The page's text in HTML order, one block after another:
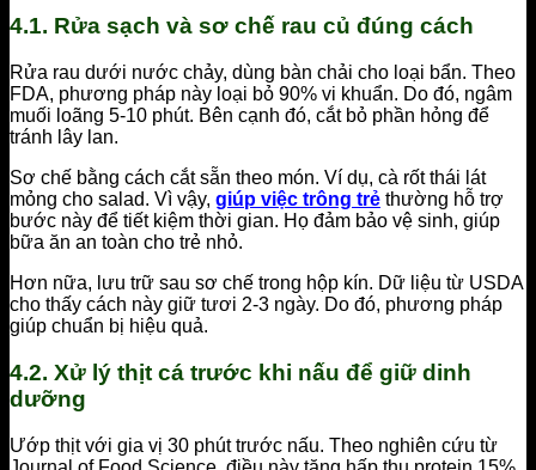
4.1. Rửa sạch và sơ chế rau củ đúng cách
Rửa rau dưới nước chảy, dùng bàn chải cho loại bẩn. Theo
FDA, phương pháp này loại bỏ 90% vi khuẩn. Do đó, ngâm
muối loãng 5-10 phút. Bên cạnh đó, cắt bỏ phần hỏng để
tránh lây lan.
Sơ chế bằng cách cắt sẵn theo món. Ví dụ, cà rốt thái lát
mỏng cho salad. Vì vậy, giúp việc trông trẻ thường hỗ trợ
bước này để tiết kiệm thời gian. Họ đảm bảo vệ sinh, giúp
bữa ăn an toàn cho trẻ nhỏ.
Hơn nữa, lưu trữ sau sơ chế trong hộp kín. Dữ liệu từ USDA
cho thấy cách này giữ tươi 2-3 ngày. Do đó, phương pháp
giúp chuẩn bị hiệu quả.
4.2. Xử lý thịt cá trước khi nấu để giữ dinh
dưỡng
Ướp thịt với gia vị 30 phút trước nấu. Theo nghiên cứu từ